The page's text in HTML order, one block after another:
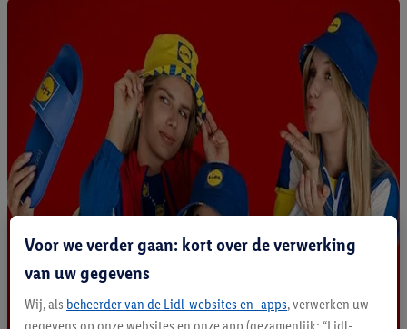
Voor we verder gaan: kort over de verwerking
van uw gegevens
Wij, als beheerder van de Lidl-websites en -apps, verwerken uw